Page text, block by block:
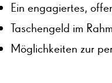
Ein engagiertes,
Taschengeld im
Möglichkeiten zur